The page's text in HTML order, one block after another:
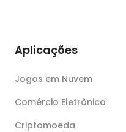
Aplicações
Jogos em Nuvem
Comércio Eletrônico
Criptomoeda